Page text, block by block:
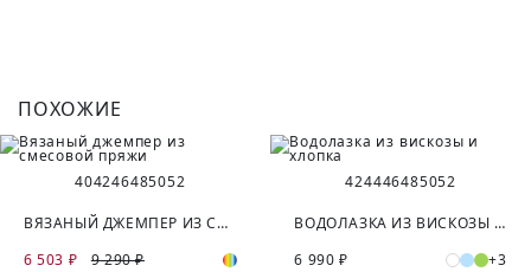
ПОХОЖИЕ
404246485052
ВЯЗАНЫЙ ДЖЕМПЕР ИЗ СМЕСОВОЙ ПРЯЖИ
6 503 ₽
9 290 ₽
424446485052
ВОДОЛАЗКА ИЗ ВИСКОЗЫ И ХЛОПКА
6 990 ₽
+3